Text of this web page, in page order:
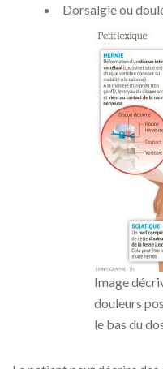
Dorsalgie ou
Image
douleurs
le bas du